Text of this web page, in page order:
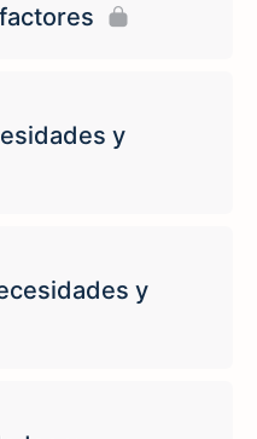
y
y